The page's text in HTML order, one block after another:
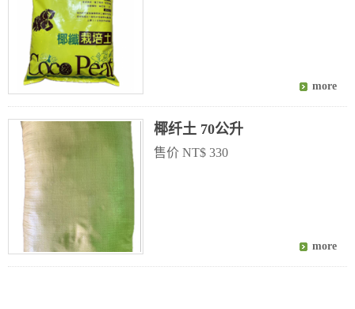
椰纤土 70公升
售价 NT$ 330